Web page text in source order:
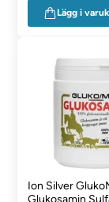
Lägg i
Ion Silver